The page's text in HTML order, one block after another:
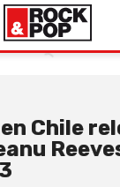
Chile